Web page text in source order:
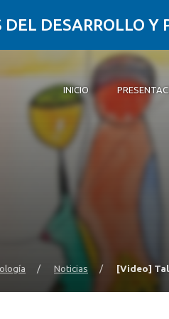
DESARROLLO Y
INICIO
Inicio
Presentación del
Líneas de Investigación
Malla
Equipo
Perfil de Egreso
Admisión 2027
/ Noticias / [Video]